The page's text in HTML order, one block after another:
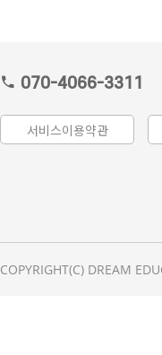
070-4066-3311
서비스이용약관
COPYRIGHT(C) DREAM